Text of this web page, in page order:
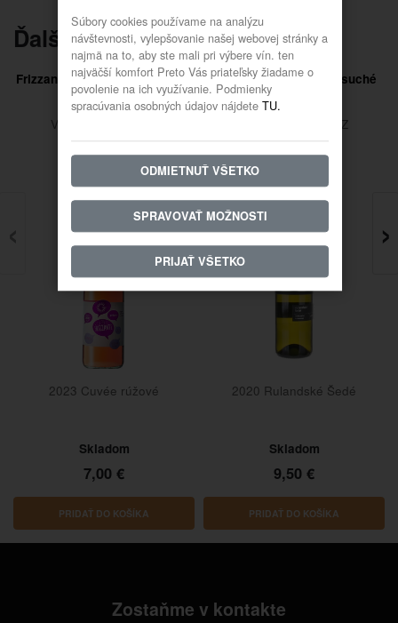
Ďalšie vína z tohto vinárstva
Frizzante Elizabeth Rosé 2023
polosladké
Vinárstvo GOLGUZ
2023 Cuvée rúžové
Skladom
7,00 €
PRIDAŤ DO KOŠÍKA
Rulandské šedé 2020 suché
Vinárstvo GOLGUZ
2020 Rulandské Šedé
Skladom
9,50 €
PRIDAŤ DO KOŠÍKA
›
Zostaňme v kontakte
Súbory cookies používame na analýzu
návštevnosti, vylepšovanie našej webovej stránky a
najmä na to, aby ste mali pri výbere vín. ten
najväčší komfort Preto Vás priateľsky žiadame o
povolenie na ich využívanie. Podmienky
spracúvania osobných údajov nájdeteTU.
ODMIETNUŤ VŠETKO
SPRAVOVAŤ MOŽNOSTI
PRIJAŤ VŠETKO